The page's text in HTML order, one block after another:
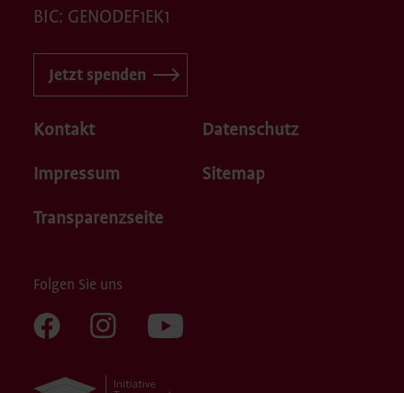
Kontakt Datenschutz
Impressum Sitemap
Transparenzseite
Folgen Sie uns
BIC: GENODEF1EK1
Jetzt spenden